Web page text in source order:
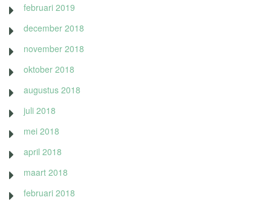
februari 2019
december 2018
november 2018
oktober 2018
augustus 2018
juli 2018
mei 2018
april 2018
maart 2018
februari 2018